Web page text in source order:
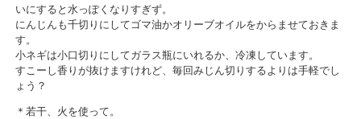
いにすると水っぽくなりすぎず。
にんじんも千切りにしてゴマ油かオリーブオイルをからませておきま
す。
小ネギは小口切りにしてガラス瓶にいれるか、冷凍しています。
すこーし香りが抜けますけれど、毎回みじん切りするよりは手軽でし
ょう？
＊若干、火を使って。